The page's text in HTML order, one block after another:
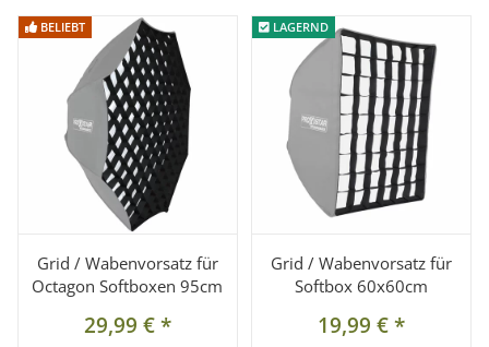
BELIEBT
BELIEBT
Grid / Wabenvorsatz für
Octagon Softboxen 95cm
29,99 €*
LAGERND
LAGERND
Grid / Wabenvorsatz für
Softbox 60x60cm
19,99 €*